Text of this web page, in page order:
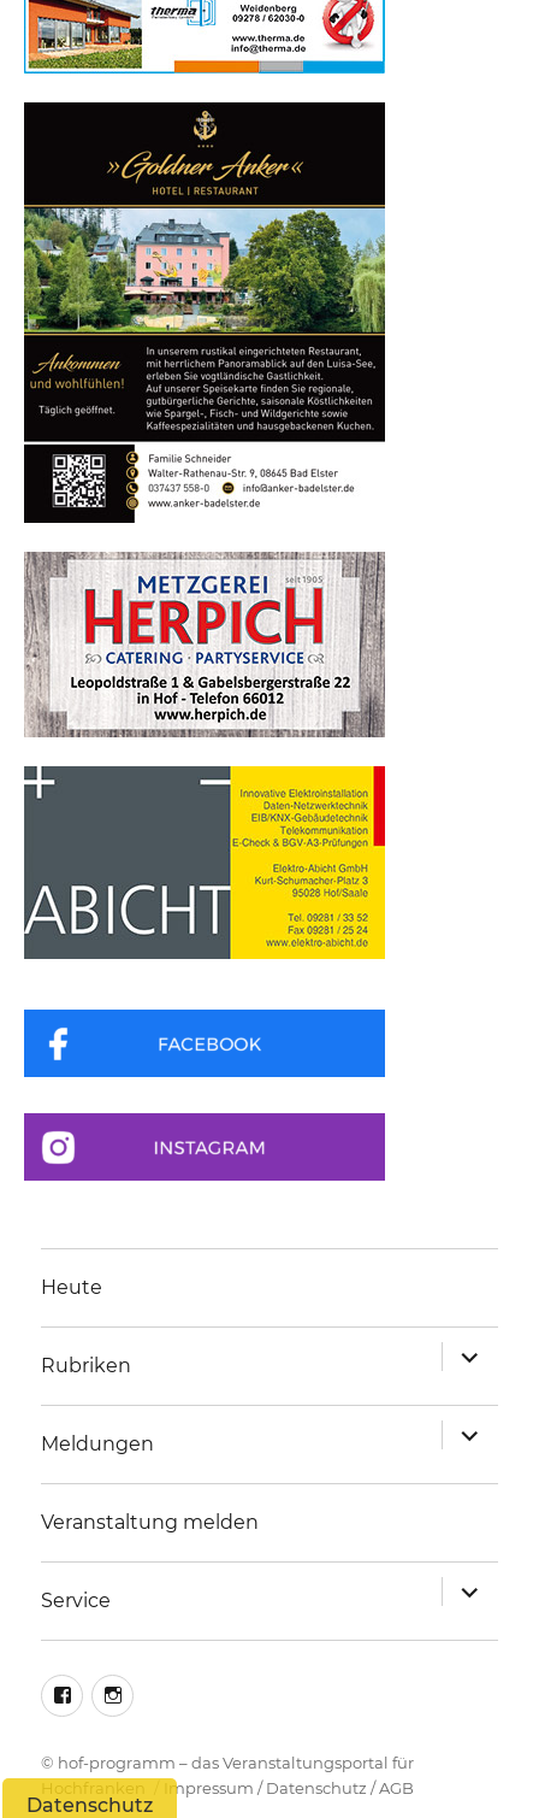
Heute
Rubriken
anzeigen
Meldungen
anzeigen
Veranstaltung melden
Service
anzeigen
facebookinstagram
© hof-programm – das Veranstaltungsportal für
Hochfranken
Impressum /Datenschutz /AGB
Datenschutz